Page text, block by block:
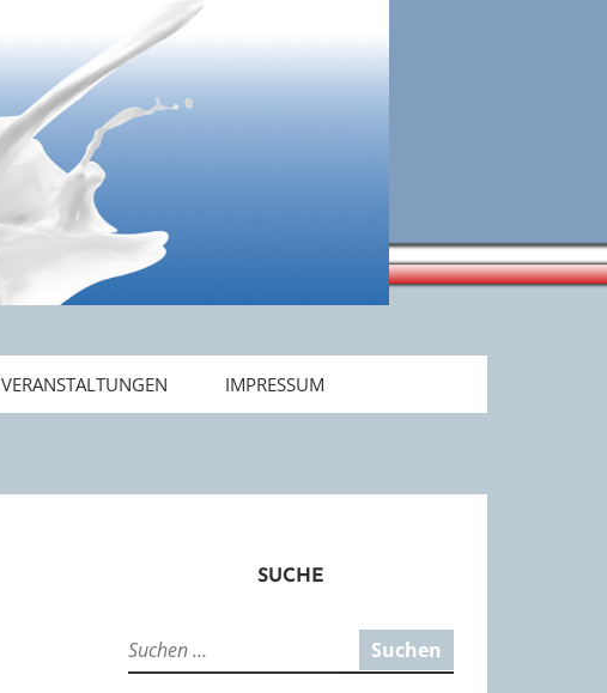
VERANSTALTUNGEN IMPRESSUM
SUCHE